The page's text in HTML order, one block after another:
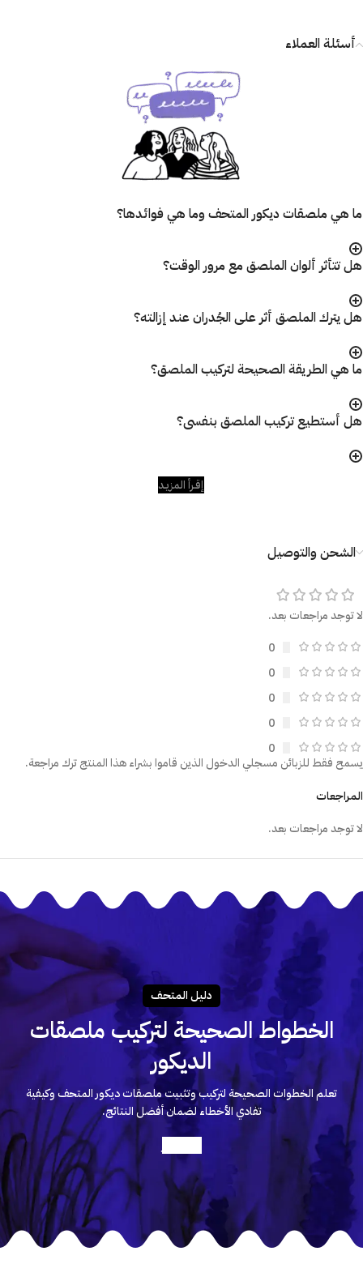
أسئلة العملاء
ما هي ملصقات ديكور المتحف وما هي فوائدها؟
هل تتأثر ألوان الملصق مع مرور الوقت؟
هل يترك الملصق أثر على الجُدران عند إزالته؟
ما هي الطريقة الصحيحة لتركيب الملصق؟
هل أستطيع تركيب الملصق بنفسى؟
إقـرأ المزيـد
الشحن والتوصيل
لا توجد مراجعات بعد.
0
0
0
0
0
المراجعات
لا توجد مراجعات بعد.
يسمح فقط للزبائن مسجلي الدخول الذين قاموا بشراء هذا المنتج ترك مراجعة.
دليـل المتحـف
الخطواط الصحيحة لتركيب ملصقات
الديكور
تعلم الخطوات الصحيحة لتركيب وتثبيت ملصقات ديكور المتحف وكيفية
تفادي الأخطاء لضمان أفضل النتائج.